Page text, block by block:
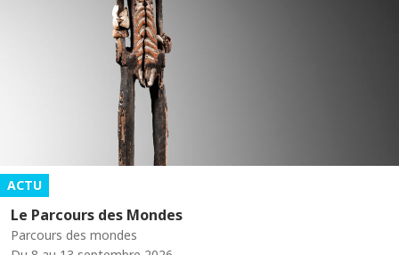
ACTU
Le Parcours des Mondes
Parcours des mondes